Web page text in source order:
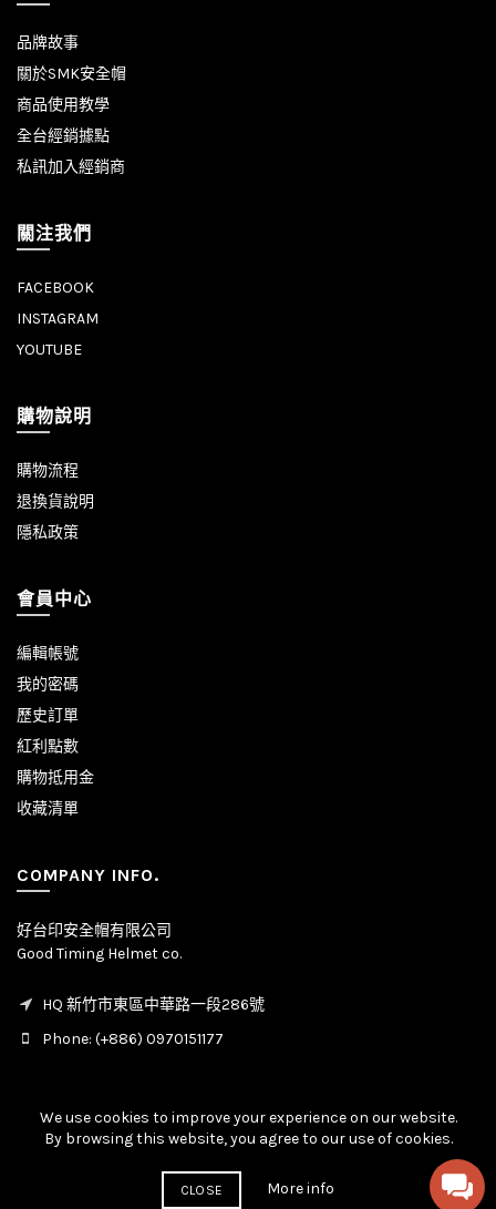
品牌故事
關於SMK安全帽
商品使用教學
全台經銷據點
私訊加入經銷商
關注我們
FACEBOOK
INSTAGRAM
YOUTUBE
購物說明
購物流程
退換貨說明
隱私政策
會員中心
編輯帳號
我的密碼
歷史訂單
紅利點數
購物抵用金
收藏清單
COMPANY INFO.
好台印安全帽有限公司
Good Timing Helmet co.
HQ 新竹市東區中華路一段286號
Phone: (+886) 0970151177
We use cookies to improve your experience on our website.
By browsing this website, you agree to our use of cookies.
CLOSE More info